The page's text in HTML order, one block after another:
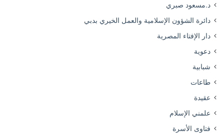
د.مسعود صبري
دائرة الشؤون الإسلامية والعمل الخيري بدبي
دار الإفتاء المصرية
دعوية
شبابية
طاعات
عقيدة
علمني الإسلام
فتاوى الأسرة